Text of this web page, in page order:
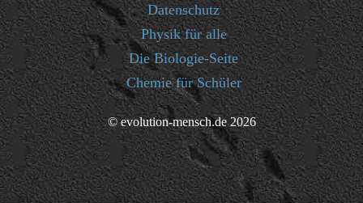
Datenschutz
Physik für alle
Die Biologie-Seite
Chemie für Schüler
© evolution-mensch.de 2026